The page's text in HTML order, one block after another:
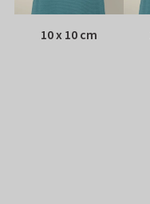
10 x 10 cm